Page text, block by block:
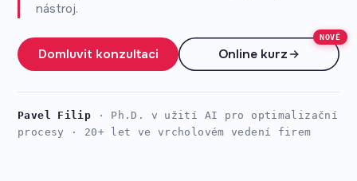
nástroj.
Domluvit konzultaci Online kurz
NOVĚ
Pavel Filip · Ph.D. v užití AI pro optimalizační
procesy · 20+ let ve vrcholovém vedení firem